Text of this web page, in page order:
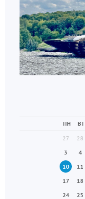
ПН ВТ
27
28
3
4
10
11
17
18
24
25